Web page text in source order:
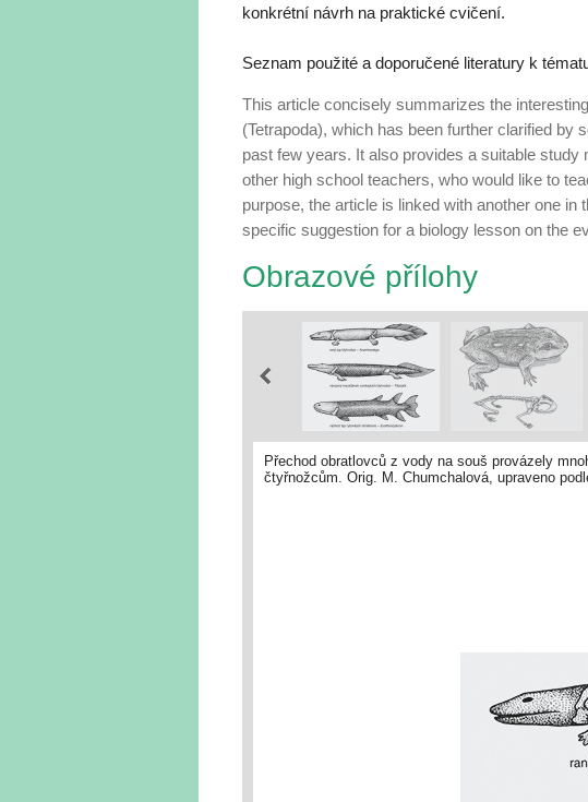
konkrétní návrh na praktické cvičení.
Seznam použité a doporučené literatury k
This article concisely summarizes the
(Tetrapoda), which has been further clari­fied by
past few years. It also provides a suitable
other high school teachers, who would like to
purpose, the article is linked with another one
specific suggestion for a biology lesson on the
Obrazové přílohy
Přechod obratlovců z vody na souš provázely
čtyřnožcům. Orig. M. Chumchalová, upraveno